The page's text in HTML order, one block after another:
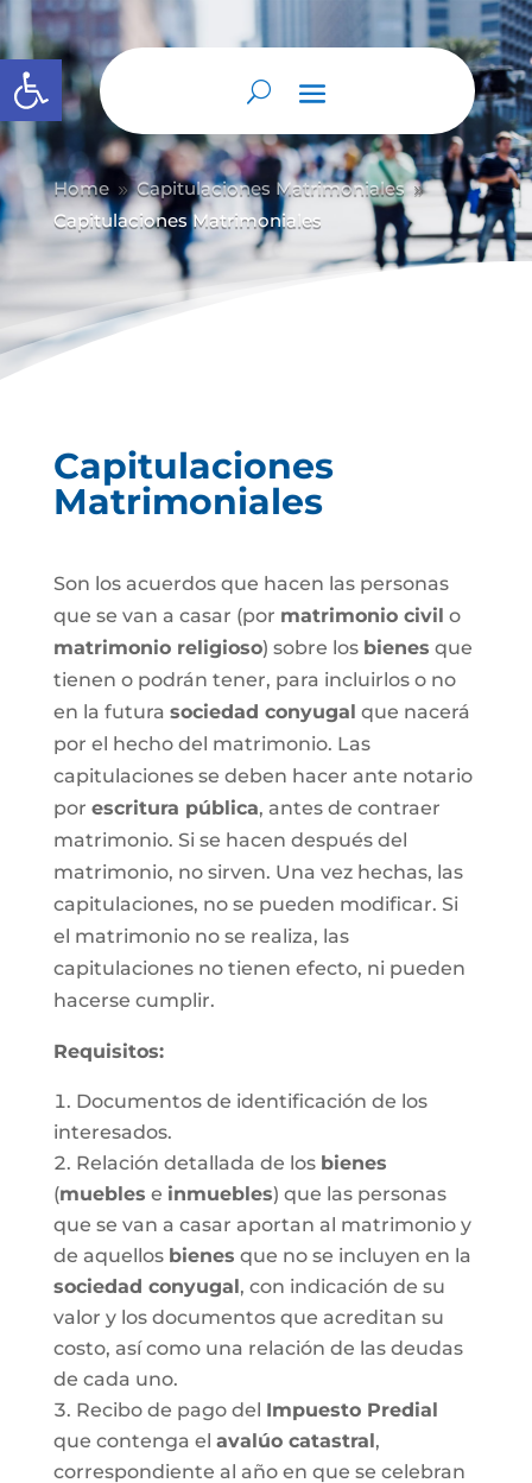
Abrir barra de herramientas
Home 9 Capitulaciones Matrimoniales 9
Capitulaciones Matrimoniales
Capitulaciones
Matrimoniales
Son los acuerdos que hacen las personas
que se van a casar (por matrimonio civil o
matrimonio religioso) sobre los bienes que
tienen o podrán tener, para incluirlos o no
en la futura sociedad conyugal que nacerá
por el hecho del matrimonio. Las
capitulaciones se deben hacer ante notario
por escritura pública, antes de contraer
matrimonio. Si se hacen después del
matrimonio, no sirven. Una vez hechas, las
capitulaciones, no se pueden modificar. Si
el matrimonio no se realiza, las
capitulaciones no tienen efecto, ni pueden
hacerse cumplir.
Requisitos:
Documentos de identificación de los
interesados.
Relación detallada de los bienes
(muebles e inmuebles) que las personas
que se van a casar aportan al matrimonio y
de aquellos bienes que no se incluyen en la
sociedad conyugal, con indicación de su
valor y los documentos que acreditan su
costo, así como una relación de las deudas
de cada uno.
Recibo de pago del Impuesto Predial
que contenga el avalúo catastral,
correspondiente al año en que se celebran